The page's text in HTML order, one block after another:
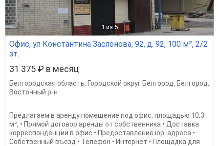
1 из 5
Офис, ул Константина Заслонова, 92, д. 92, 100 м², 2/2
эт.
31 375 ₽ в месяц
Белгородская область, Городской округ Белгород, Белгород,
Восточный р-н
Предлагаем в аренду помещение под офис, площадью 10,3
м², • Прямой договор аренды от собственника • Доставка
корреспонденции в офис • Предоставление юр. адреса •
Собственный въезд • Телефон • Интернет • Площадка для